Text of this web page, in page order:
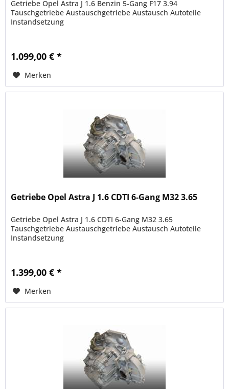
Getriebe Opel Astra J 1.6 Benzin 5-Gang F17 3.94
Tauschgetriebe Austauschgetriebe Austausch Autoteile
Instandsetzung
1.099,00 € *
Merken
Getriebe Opel Astra J 1.6 CDTI 6-Gang M32 3.65
Getriebe Opel Astra J 1.6 CDTI 6-Gang M32 3.65
Tauschgetriebe Austauschgetriebe Austausch Autoteile
Instandsetzung
1.399,00 € *
Merken